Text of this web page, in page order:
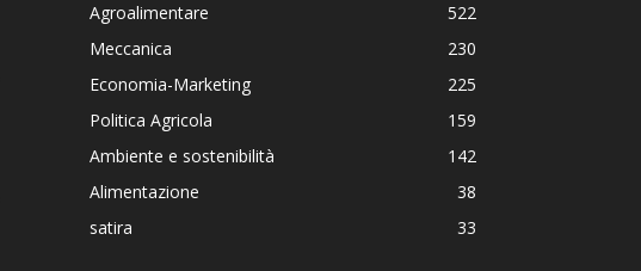
Agroalimentare
522
Meccanica
230
Economia-Marketing
225
Politica Agricola
159
Ambiente e sostenibilità
142
Alimentazione
38
satira
33